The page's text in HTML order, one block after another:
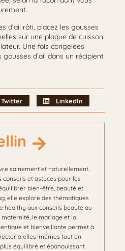
d’ail rôti, placez les gousses
sur une plaque de cuisson
Une fois congelées
d’ail dans un récipient
Twitter LinkedIn
sainement et naturellement,
conseils et astuces pour les
bien-être, beauté et
elle explore des thématiques
healthy aux conseils beauté au
le mariage et la
et bienveillante permet à
à elles-mêmes tout en
équilibré et épanouissant.